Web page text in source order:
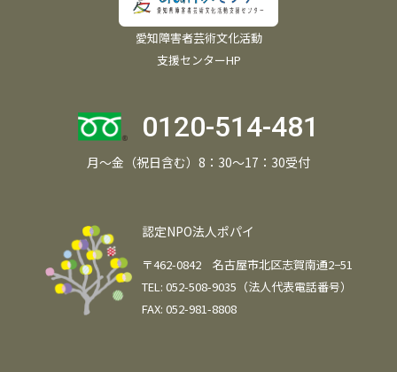
愛知障害者芸術文化活動
支援センターHP
0120-514-481
月～金（祝日含む）8：30～17：30受付
認定NPO法人ポパイ
〒462-0842 名古屋市北区志賀南通2−51
TEL: 052-508-9035（法人代表電話番号）
FAX: 052-981-8808